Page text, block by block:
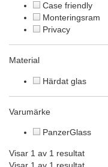
Case friendly
Monteringsram
Privacy
Material
Härdat glas
Varumärke
PanzerGlass
Visar 1 av 1 resultat
Visar 1 av 1 resultat